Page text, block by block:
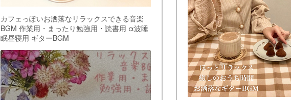
カフェっぽいお洒落なリラックスできる音楽
BGM 作業用・まったり勉強用・読書用 α波睡
眠昼寝用 ギターBGM